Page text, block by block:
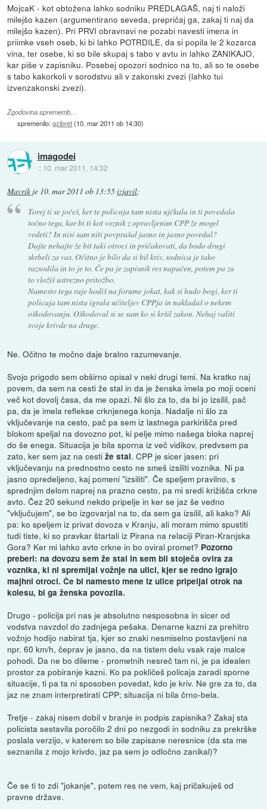
MojcaK - kot obtožena lahko sodniku PREDLAGAŠ, naj ti naloži
milejšo kazen (argumentirano seveda, prepričaj ga, zakaj ti naj da
milejšo kazen). Pri PRVI obravnavi ne pozabi navesti imena in
priimke vseh oseb, ki bi lahko POTRDILE, da si popila le 2 kozarca
vina, ter osebe, ki so bile skupaj s tabo v avtu in lahko ZANIKAJO,
kar piše v zapisniku. Posebej opozori sodnico na to, ali so te osebe
s tabo kakorkoli v sorodstvu ali v zakonski zvezi (lahko tui
izvenzakonski zvezi).
Zgodovina sprememb…
spremenilo:gzibret(10. mar 2011 ob 14:30)
imagodei
:: 10. mar 2011, 14:32
Mavrik je 10. mar 2011 ob 13:55izjavil:
Torej ti se jočeš, ker te policaja tam nista ujčkala in ti povedala
točno tega, kar bi ti kot voznik z opravljenim CPP že mogel
vedeti? In nisi sam niti povprašal jasno in jasno povedal?
Dajte nehajte že bit taki otroci in pričakovati, da bodo drugi
skrbeli za vas. Očitno je bilo da si bil kriv, sodnica je tako
razsodila in to je to. Če pa je zapisnik res napačen, potem pa za
to vložiš ustrezno pritožbo.
Namesto tega raje hodiš na forume jokat, kak si hudo bogi, ker ti
policaja tam nista igrala učiteljev CPPja in nakladaš o nekem
oškodovanju. Oškodoval si se sam ko si kršil zakon. Nehaj valiti
svoje krivde na druge.
Ne. Očitno te močno daje bralno razumevanje.
Svojo prigodo sem obširno opisal v neki drugi temi. Na kratko naj
povem, da sem na cesti že stal in da je ženska imela po moji oceni
več kot dovolj časa, da me opazi. Ni šlo za to, da bi jo izsilil, pač
pa, da je imela reflekse crknjenega konja. Nadalje ni šlo za
vključevanje na cesto, pač pa sem iz lastnega parkirišča pred
blokom speljal na dovozno pot, ki pelje mimo našega bloka naprej
do še enega. Situacija je bila sporna iz več vidikov, predvsem pa
zato, ker sem jaz na cestiže stal. CPP je sicer jasen: pri
vključevanju na prednostno cesto ne smeš izsiliti voznika. Ni pa
jasno opredeljeno, kaj pomeni "izsiliti". Če speljem pravilno, s
sprednjim delom naprej na prazno cesto, pa mi sredi križišča crkne
avto. Čez 20 sekund nekdo pripelje in ker se jaz še vedno
"vključujem", se bo izgovarjal na to, da sem ga izsilil, ali kako? Ali
pa: ko speljem iz privat dovoza v Kranju, ali moram mimo spustiti
tudi tiste, ki so pravkar štartali iz Pirana na relaciji Piran-Kranjska
Gora? Ker mi lahko avto crkne in bo oviral promet? Pozorno
preberi: na dovozu sem že stal in sem bil stoječa ovira za
voznika, ki ni spremljal vožnje na ulici, kjer se redno igrajo
majhni otroci. Če bi namesto mene iz ulice pripeljal otrok na
kolesu, bi ga ženska povozila.
Drugo - policija pri nas je absolutno nesposobna in sicer od
vodstva navzdol do zadnjega pešaka. Denarne kazni za prehitro
vožnjo hodijo nabirat tja, kjer so znaki nesmiselno postavljeni na
npr. 60 km/h, čeprav je jasno, da na tistem delu vsak raje malce
pohodi. Da ne bo dileme - prometnih nesreč tam ni, je pa idealen
prostor za pobiranje kazni. Ko pa pokličeš policaja zaradi sporne
situacije, ti pa ta ni sposoben povedat, kdo je kriv. Ne gre za to, da
jaz ne znam interpretirati CPP; situacija ni bila črno-bela.
Tretje - zakaj nisem dobil v branje in podpis zapisnika? Zakaj sta
policista sestavila poročilo 2 dni po nezgodi in sodniku za prekrške
poslala verzijo, v katerem so bile zapisane neresnice (da sta me
seznanila z mojo krivdo, jaz pa sem jo odločno zanikal)?
Če se ti to zdi "jokanje", potem res ne vem, kaj pričakuješ od
pravne države.